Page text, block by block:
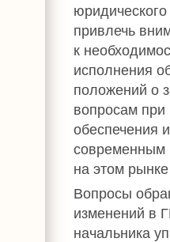
привлечь
к
исполнения
положений о
вопросам
обеспечения
современным
на этом
Вопросы
изменений в
начальника